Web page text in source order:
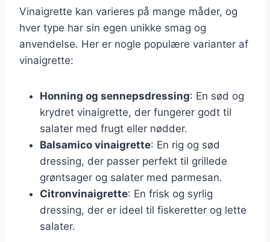
Vinaigrette kan varieres på mange måder, og
hver type har sin egen unikke smag og
anvendelse. Her er nogle populære varianter af
vinaigrette:
Honning og sennepsdressing: En sød og
krydret vinaigrette, der fungerer godt til
salater med frugt eller nødder.
Balsamico vinaigrette: En rig og sød
dressing, der passer perfekt til grillede
grøntsager og salater med parmesan.
Citronvinaigrette: En frisk og syrlig
dressing, der er ideel til fiskeretter og lette
salater.